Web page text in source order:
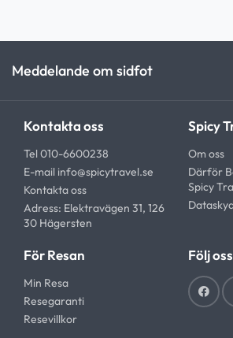
Meddelande om sidfot
Kontakta oss
Tel 010-6600238
E-mail info@spicytravel.se
Kontakta oss
Adress: Elektravägen 31, 126
30 Hägersten
Spicy
Om oss
Därför
Spicy
För Resan
Min Resa
Resegaranti
Resevillkor
Följ oss